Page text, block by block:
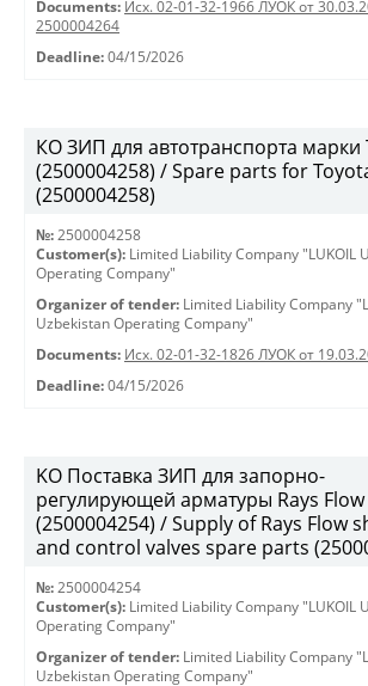
Documents: Исх. 02-01-32-1966 ЛУОК от
2500004264
Deadline: 04/15/2026
КО ЗИП для автотранспорта марки
(2500004258) / Spare parts for
(2500004258)
№: 2500004258
Customer(s): Limited Liability Company "LUKOIL
Operating Company"
Organizer of tender: Limited Liability Company
Uzbekistan Operating Company"
Documents: Исх. 02-01-32-1826 ЛУОК от
Deadline: 04/15/2026
KO Поставка ЗИП для запорно-
регулирующей арматуры Rays
(2500004254) / Supply of Rays Flow
and control valves spare parts
№: 2500004254
Customer(s): Limited Liability Company "LUKOIL
Operating Company"
Organizer of tender: Limited Liability Company
Uzbekistan Operating Company"